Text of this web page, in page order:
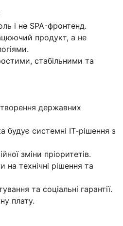
і не SPA-фронтенд.
продукт, а не
стабільними та
державних
будує системні ІТ-рішення з
зміни пріоритетів.
на технічні рішення та
та соціальні гарантії.
плату.